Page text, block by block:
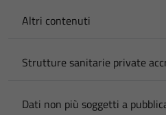
Altri contenuti
Strutture sanitarie private
Dati non più soggetti a